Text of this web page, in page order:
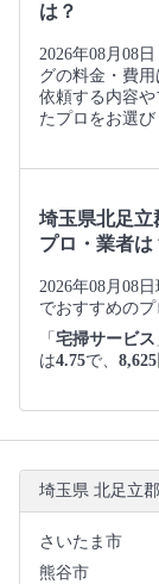
は？
2026年08月08
グの料金・費用
依頼する内容
たプロをお選び
埼玉県北足立
プロ・業者は
2026年08月08
でおすすめのプ
「 宅掃サービス
は4.75で、
埼玉県 北足立
さいたま市
熊谷市